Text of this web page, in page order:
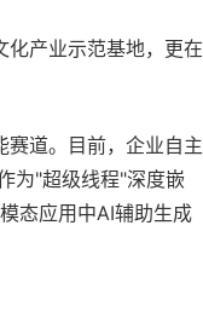
产业示范基地，更在
道。目前，企业自主
为"超级线程"深度嵌
态应用中AI辅助生成